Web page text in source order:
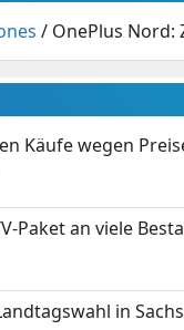
/ OnePlus Nord:
Käufe wegen
Paket an viele
in